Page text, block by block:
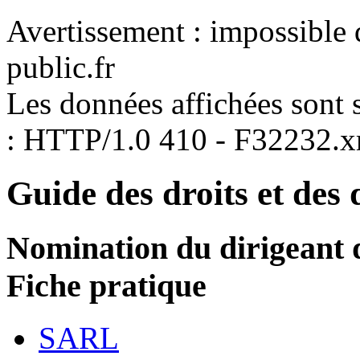
Avertissement : impossible
public.fr
Les données affichées sont
: HTTP/1.0 410 -
Guide des droits et
Nomination du dirigeant
Fiche pratique
SARL